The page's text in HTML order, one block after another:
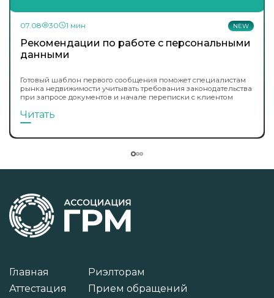
NEW
07.08 30 1 мин
Рекомендации по работе с персональными
данными
Готовый шаблон первого сообщения поможет специалистам
рынка недвижимости учитывать требования законодательства
при запросе документов и начале переписки с клиентом
Читать
Главная
Аттестация
Риэлторам
Прием обращений